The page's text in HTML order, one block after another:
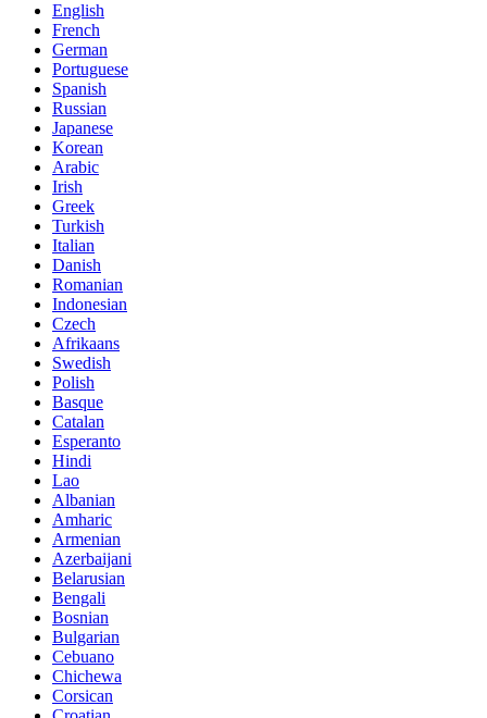
English
French
German
Portuguese
Spanish
Russian
Japanese
Korean
Arabic
Irish
Greek
Turkish
Italian
Danish
Romanian
Indonesian
Czech
Afrikaans
Swedish
Polish
Basque
Catalan
Esperanto
Hindi
Lao
Albanian
Amharic
Armenian
Azerbaijani
Belarusian
Bengali
Bosnian
Bulgarian
Cebuano
Chichewa
Corsican